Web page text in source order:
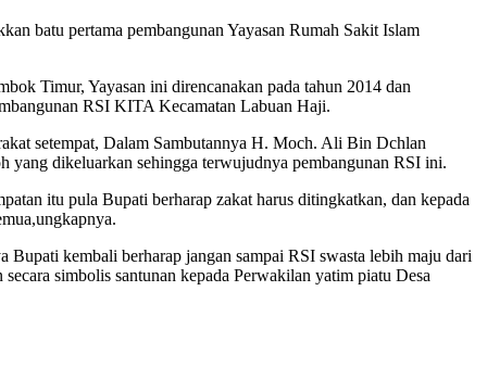
batu pertama pembangunan Yayasan Rumah Sakit Islam
Timur, Yayasan ini direncanakan pada tahun 2014 dan
RSI KITA Kecamatan Labuan Haji.
setempat, Dalam Sambutannya H. Moch. Ali Bin Dchlan
yang dikeluarkan sehingga terwujudnya pembangunan RSI ini.
itu pula Bupati berharap zakat harus ditingkatkan, dan kepada
Bupati kembali berharap jangan sampai RSI swasta lebih maju dari
simbolis santunan kepada Perwakilan yatim piatu Desa